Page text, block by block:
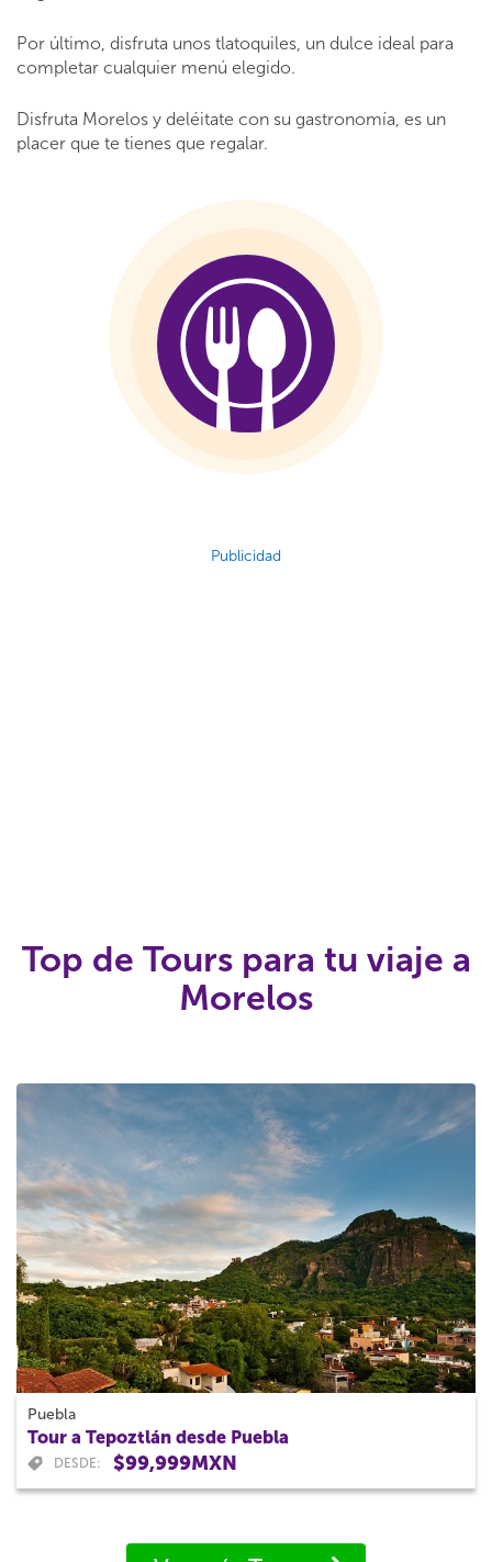
Por último, disfruta unos tlatoquiles, un dulce ideal para
completar cualquier menú elegido.
Disfruta Morelos y deléitate con su gastronomía, es un
placer que te tienes que regalar.
Publicidad
Top de Tours para tu viaje a
Morelos
Puebla
Tour a Tepoztlán desde Puebla
DESDE: $99,999MXN